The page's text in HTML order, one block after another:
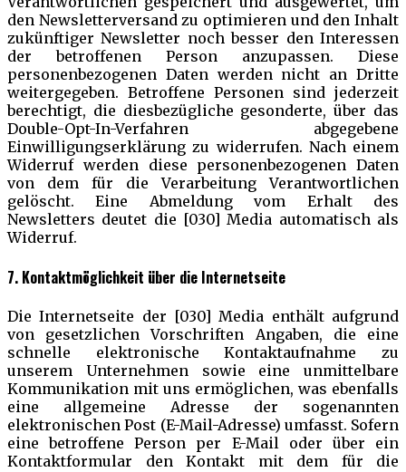
den Newsletterversand zu optimieren und den Inhalt
zukünftiger Newsletter noch besser den Interessen
der betroffenen Person anzupassen. Diese
personenbezogenen Daten werden nicht an Dritte
weitergegeben. Betroffene Personen sind jederzeit
berechtigt, die diesbezügliche gesonderte, über das
Double-Opt-In-Verfahren abgegebene
Einwilligungserklärung zu widerrufen. Nach einem
Widerruf werden diese personenbezogenen Daten
von dem für die Verarbeitung Verantwortlichen
gelöscht. Eine Abmeldung vom Erhalt des
Newsletters deutet die [030] Media automatisch als
Widerruf.
7. Kontaktmöglichkeit über die Internetseite
Die Internetseite der [030] Media enthält aufgrund
von gesetzlichen Vorschriften Angaben, die eine
schnelle elektronische Kontaktaufnahme zu
unserem Unternehmen sowie eine unmittelbare
Kommunikation mit uns ermöglichen, was ebenfalls
eine allgemeine Adresse der sogenannten
elektronischen Post (E-Mail-Adresse) umfasst. Sofern
eine betroffene Person per E-Mail oder über ein
Kontaktformular den Kontakt mit dem für die